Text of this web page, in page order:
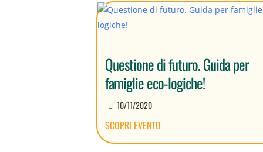
Questione di futuro. Guida per
famiglie eco-logiche!
10/11/2020
SCOPRI EVENTO